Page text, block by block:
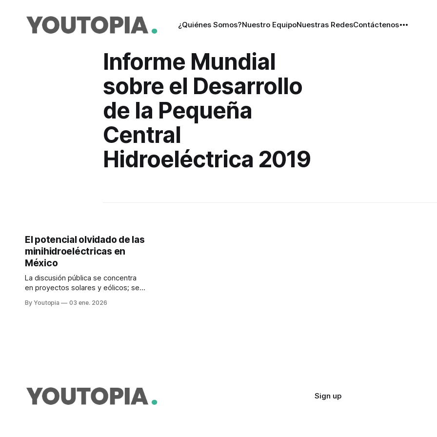
¿Quiénes Somos?Nuestro EquipoNuestras RedesContáctenos
Informe Mundial
sobre el Desarrollo
de la Pequeña
Central
Hidroeléctrica 2019
El potencial olvidado de las
minihidroeléctricas en
México
La discusión pública se concentra
en proyectos solares y eólicos; se
modifican significativamente los
By Youtopia 03 ene. 2026
Sign up